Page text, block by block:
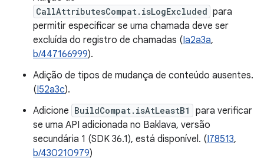
CallAttributesCompat.isLogExcluded para
permitir especificar se uma chamada deve ser
excluída do registro de chamadas (Ia2a3a,
b/447166999).
Adição de tipos de mudança de conteúdo ausentes.
(I52a3c).
Adicione BuildCompat.isAtLeastB1
para verificar
se uma API adicionada no Baklava, versão
secundária 1 (SDK 36.1), está disponível. (I78513,
b/430210979)